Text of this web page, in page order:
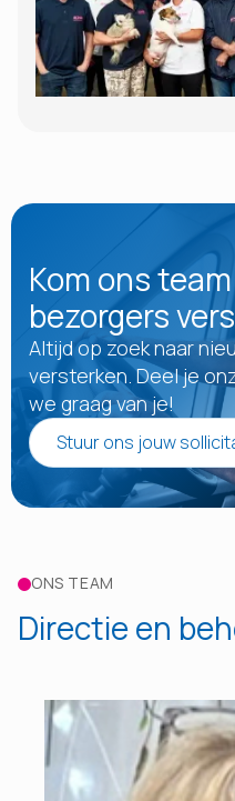
Kom ons
bezorgers
Altijd op zoek naar
versterken. Deel je
we graag van je!
Stuur ons jouw
ONS TEAM
Directie en